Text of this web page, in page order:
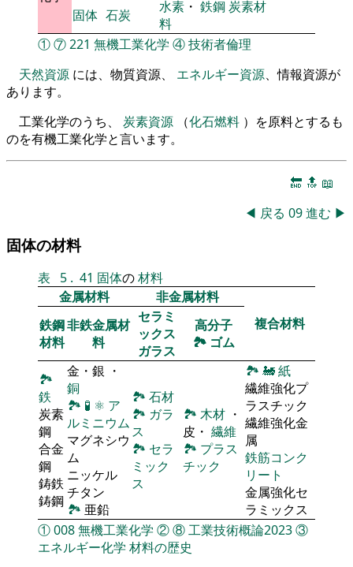
固体 石炭 水素 ・ 鉄鋼炭素材
料
①⑦221 無機工業化学 ④技術者倫理
天然資源 には、物質資源、 エネルギー資源、情報資源が
あります。
工業化学のうち、 炭素資源 （化石燃料 ）を原料とするも
のを有機工業化学と言います。
🔚 🔝 📖
◀ 戻る 09進む ▶
固体の材料
表 5 . 41 固体の材料
金属材料
非金属材料
複合材料
鉄鋼
材料
非鉄金属材
料
セラミ
ックス
ガラス
高分子
🏞 ゴム
🏞
鉄
炭素
鋼
合金
鋼
鋳鉄
鋳鋼
金・銀 ・
銅
🏞 🧪 ⚛ ア
ルミニウム
マグネシウ
ム
ニッケル
チタン
🏞 亜鉛
🏞 石材
🏞 ガラ
ス
🏞 セラ
ミック
ス
🏞 木材 ・
皮・ 繊維
🏞 プラス
チック
🏞 🚂紙
繊維強化プ
ラスチック
繊維強化金
属
鉄筋コンク
リート
金属強化セ
ラミックス
①008無機工業化学 ②⑧工業技術概論2023③
エネルギー化学 材料の歴史